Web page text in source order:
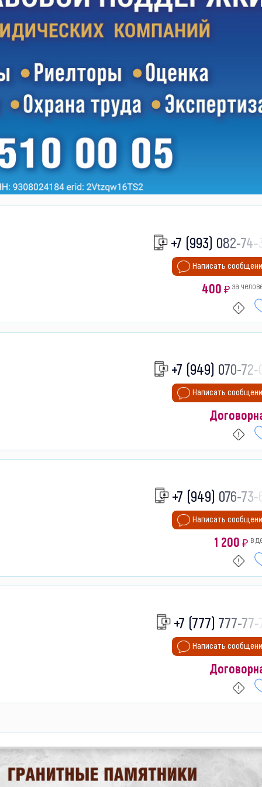
+7 (993) 082-74-
Написать
400 ₽ за
+7 (949) 070-72-
Написать
+7 (949) 076-73-
Написать
1 200 ₽ в
+7 (777) 777-
Написать